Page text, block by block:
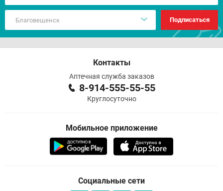
Подписаться
Контакты
Аптечная служба заказов
8-914-555-55-55
Круглосуточно
Мобильное приложение
Социальные сети